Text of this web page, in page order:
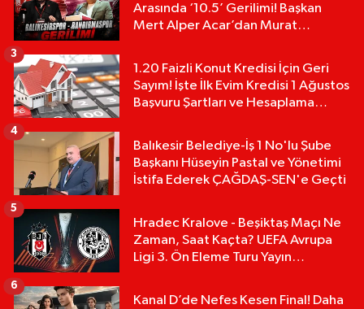
Arasında ‘10.5’ Gerilimi! Başkan
Mert Alper Acar’dan Murat
1.20 Faizli Konut Kredisi İçin Geri
Sayım! İşte İlk Evim Kredisi 1 Ağustos
Başvuru Şartları ve Hesaplama
3
Balıkesir Belediye-İş 1 No'lu Şube
Başkanı Hüseyin Pastal ve Yönetimi
İstifa Ederek ÇAĞDAŞ-SEN'e Geçti
4
Hradec Kralove - Beşiktaş Maçı Ne
Zaman, Saat Kaçta? UEFA Avrupa
Ligi 3. Ön Eleme Turu Yayın
5
Kanal D’de Nefes Kesen Final! Daha
6